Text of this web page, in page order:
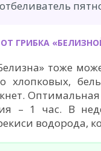
ГРИБКА
тоже
хлопковых,
– 1 час. В
водорода,